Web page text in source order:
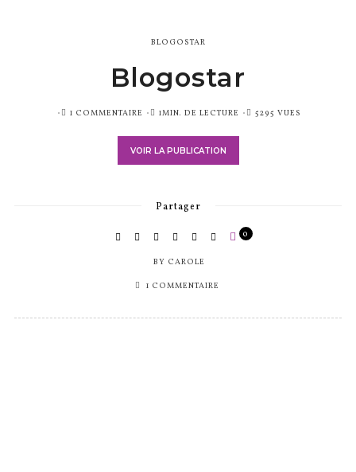
BLOGOSTAR
Blogostar
PUBLIÉ1 COMMENTAIRE 1MIN. DE LECTURE 5295 VUES
VOIR LA PUBLICATION
Partager
BY CAROLE
0
1 COMMENTAIRE